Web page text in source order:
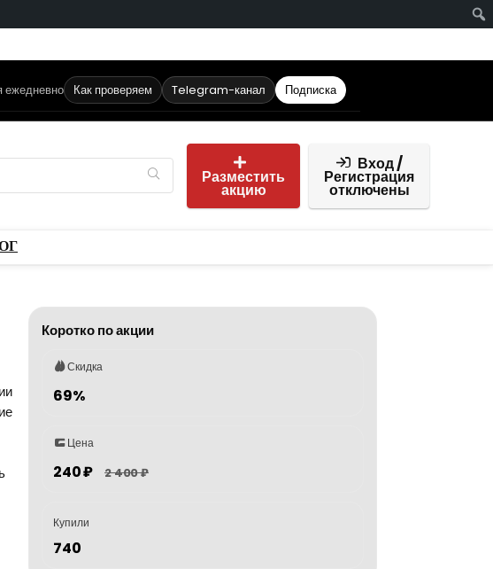
ежедневно Как проверяем Telegram-канал Подписка
Разместить
акцию
Вход /
Регистрация
отключены
Коротко по акции
Скидка
69%
Цена
240 ₽ 2 400 ₽
Купили
740